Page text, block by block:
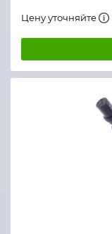
Цену уточняйте